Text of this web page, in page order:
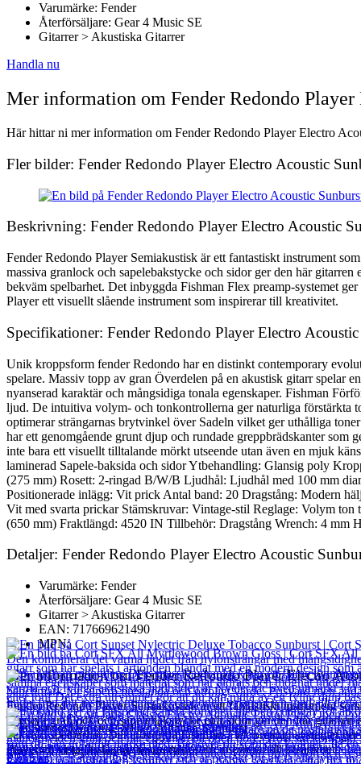
Varumärke: Fender
Återförsäljare: Gear 4 Music SE
Gitarrer > Akustiska Gitarrer
Handla nu
Mer information om Fender Redondo
Här hittar ni mer information om Fender Redondo Player Electro
Fler bilder: Fender Redondo Player Electro Acoustic
Beskrivning: Fender Redondo Player Electro Acoustic
Fender Redondo Player Semiakustisk är ett fantastiskt instrument
massiva granlock och sapelebakstycke och sidor ger den här
bekväm spelbarhet. Det inbyggda Fishman Flex preamp-systemet
Player ett visuellt slående instrument som inspirerar till kreativitet.
Specifikationer: Fender Redondo Player Electro
Unik kroppsform fender Redondo har en distinkt contemporary
spelare. Massiv topp av gran Överdelen på en akustisk gitarr spelar
nyanserad karaktär och mångsidiga tonala egenskaper. Fishman
ljud. De intuitiva volym- och tonkontrollerna ger naturliga förstärkta
optimerar strängarnas brytvinkel över Sadeln vilket ger uthålliga
har ett genomgående grunt djup och rundade greppbrädskanter
inte bara ett visuellt tilltalande mörkt utseende utan även en mjuk
laminerad Sapele-baksida och sidor Ytbehandling: Glansig poly
(275 mm) Rosett: 2-ringad B/W/B Ljudhål: Ljudhål med 100 mm
Positionerade inlägg: Vit prick Antal band: 20 Dragstång: Modern
Vit med svarta prickar Stämskruvar: Vintage-stil Reglage: Volym
(650 mm) Fraktlängd: 4520 IN Tillbehör: Dragstång Wrench: 4 mm
Detaljer: Fender Redondo Player Electro Acoustic
Varumärke: Fender
Återförsäljare: Gear 4 Music SE
Gitarrer > Akustiska Gitarrer
EAN: 717669621490
MPN:
Mer information om Fender Redondo Player Electro
Fender Redondo Player Semiakustisk är ett fantastiskt instrument
massiva granlock och sapelebakstycke och sidor ger den här
bekväm spelbarhet. Det inbyggda Fishman Flex preamp-systemet
Player ett visuellt slående instrument som inspirerar till kreativitet.
Cort Sunset Nylectric Deluxe Tobacco Sunburst
8 565kr
Cort SFX All Myrtlewood Brown Gloss